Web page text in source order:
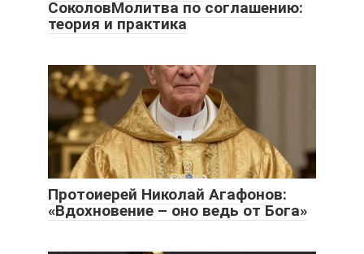
СоколовМолитва по соглашению:
теория и практика
Протоиерей Николай Агафонов:
«Вдохновение – оно ведь от Бога»